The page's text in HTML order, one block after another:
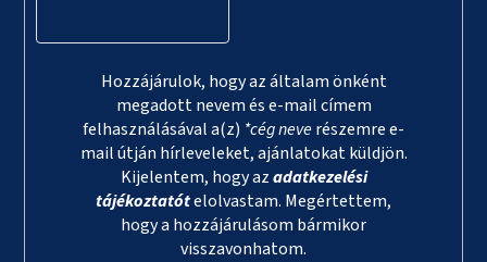
Hozzájárulok, hogy az általam önként
megadott nevem és e-mail címem
felhasználásával a(z) *cég neverészemre e-
mail útján hírleveleket, ajánlatokat küldjön.
Kijelentem, hogy azadatkezelési
tájékoztatótelolvastam. Megértettem,
hogy a hozzájárulásom bármikor
visszavonhatom.